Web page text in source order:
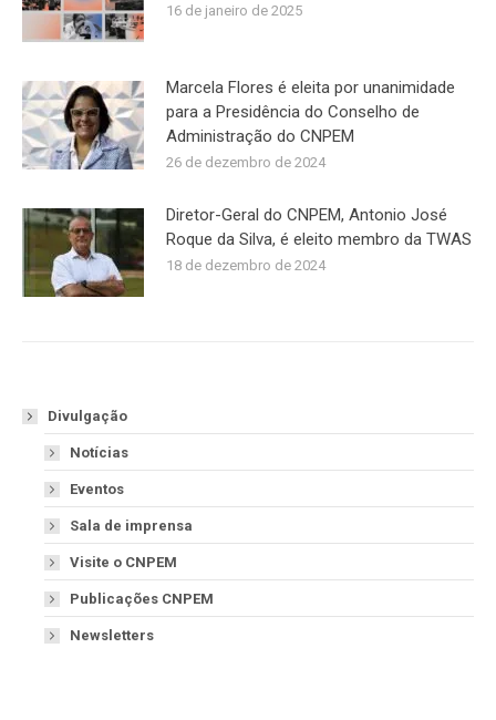
16 de janeiro de 2025
Marcela Flores é eleita por unanimidade
para a Presidência do Conselho de
Administração do CNPEM
26 de dezembro de 2024
Diretor-Geral do CNPEM, Antonio José
Roque da Silva, é eleito membro da TWAS
18 de dezembro de 2024
Divulgação
Notícias
Eventos
Sala de imprensa
Visite o CNPEM
Publicações CNPEM
Newsletters